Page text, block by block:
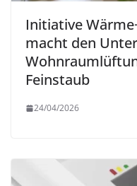
Initiative
macht den
Feinstaub
24/04/2026